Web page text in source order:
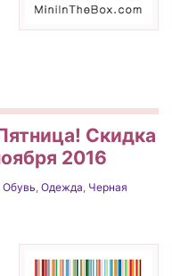
Скидка
2016
Обувь, Одежда, Черная